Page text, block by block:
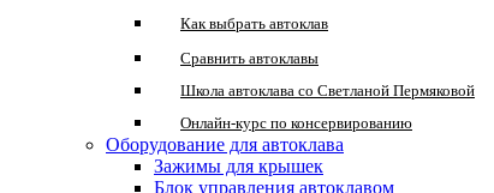
Как выбрать автоклав
Сравнить автоклавы
Школа автоклава со Светланой Пермяковой
Онлайн-курс по консервированию
Оборудование для автоклава
Зажимы для крышек
Блок управления автоклавом